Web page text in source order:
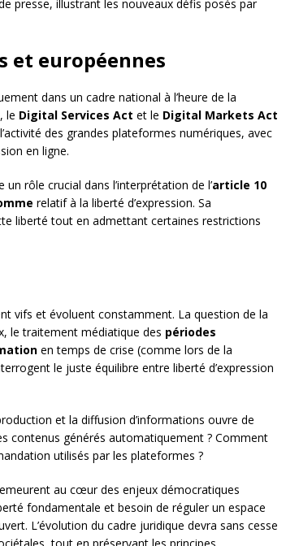
presse, illustrant les nouveaux défis posés par
et européennes
dans un cadre national à l’heure de la
le Digital Services Act et le Digital Markets Act
des grandes plateformes numériques, avec
en ligne.
un rôle crucial dans l’interprétation de l’article 10
relatif à la liberté d’expression. Sa
liberté tout en admettant certaines restrictions
vifs et évoluent constamment. La question de la
le traitement médiatique des périodes
en temps de crise (comme lors de la
le juste équilibre entre liberté d’expression
et la diffusion d’informations ouvre de
contenus générés automatiquement ? Comment
utilisés par les plateformes ?
au cœur des enjeux démocratiques
fondamentale et besoin de réguler un espace
L’évolution du cadre juridique devra sans cesse